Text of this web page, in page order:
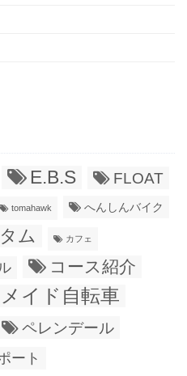
E.B.S FLOAT
tomahawk へんしんバイク
ム カフェ
コース紹介
イド自転車
ペレンデール
ート